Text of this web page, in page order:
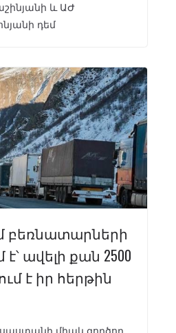
և ԱԺ
դեմ
բեռնատարների
ավելի քան 2500
է իր հերթին